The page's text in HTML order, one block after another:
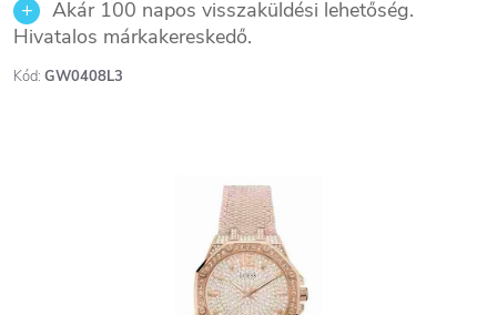
Akár 100 napos visszaküldési lehetőség.
Hivatalos márkakereskedő.
Kód: GW0408L3